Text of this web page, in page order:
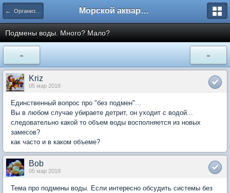
← Организация морских систем Морской аквариум. Форумы ReefCentral.ru
Подмены воды. Много? Мало?
« »
Kriz
05 мар 2018
Единственный вопрос про "без подмен"...
Вы в любом случае убираете детрит, он уходит с водой...
следовательно какой то объем воды восполняется из новых
замесов?
как часто и в каком объеме?
Bob
05 мар 2018
Тема про подмены воды. Если интересно обсудить системы без